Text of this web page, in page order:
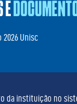
E
2026 Unisc
da instituição no